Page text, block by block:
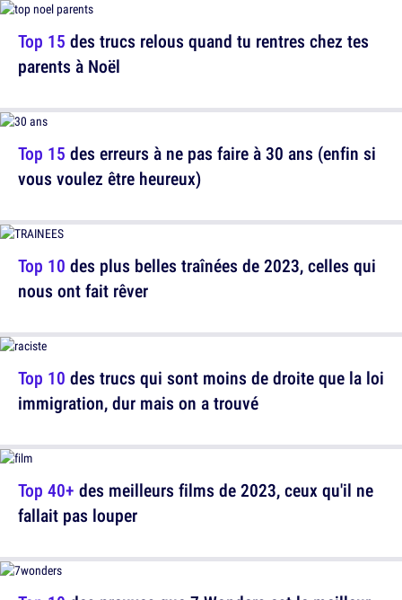
Top 15 des erreurs à ne pas faire à 30 ans (enfin si
vous voulez être heureux)
Top 10 des trucs qui sont moins de droite que la loi
immigration, dur mais on a trouvé
Top 15 des trucs relous quand tu rentres chez tes
parents à Noël
Top 10 des plus belles traînées de 2023, celles qui
nous ont fait rêver
Top 40+ des meilleurs films de 2023, ceux qu'il ne
fallait pas louper